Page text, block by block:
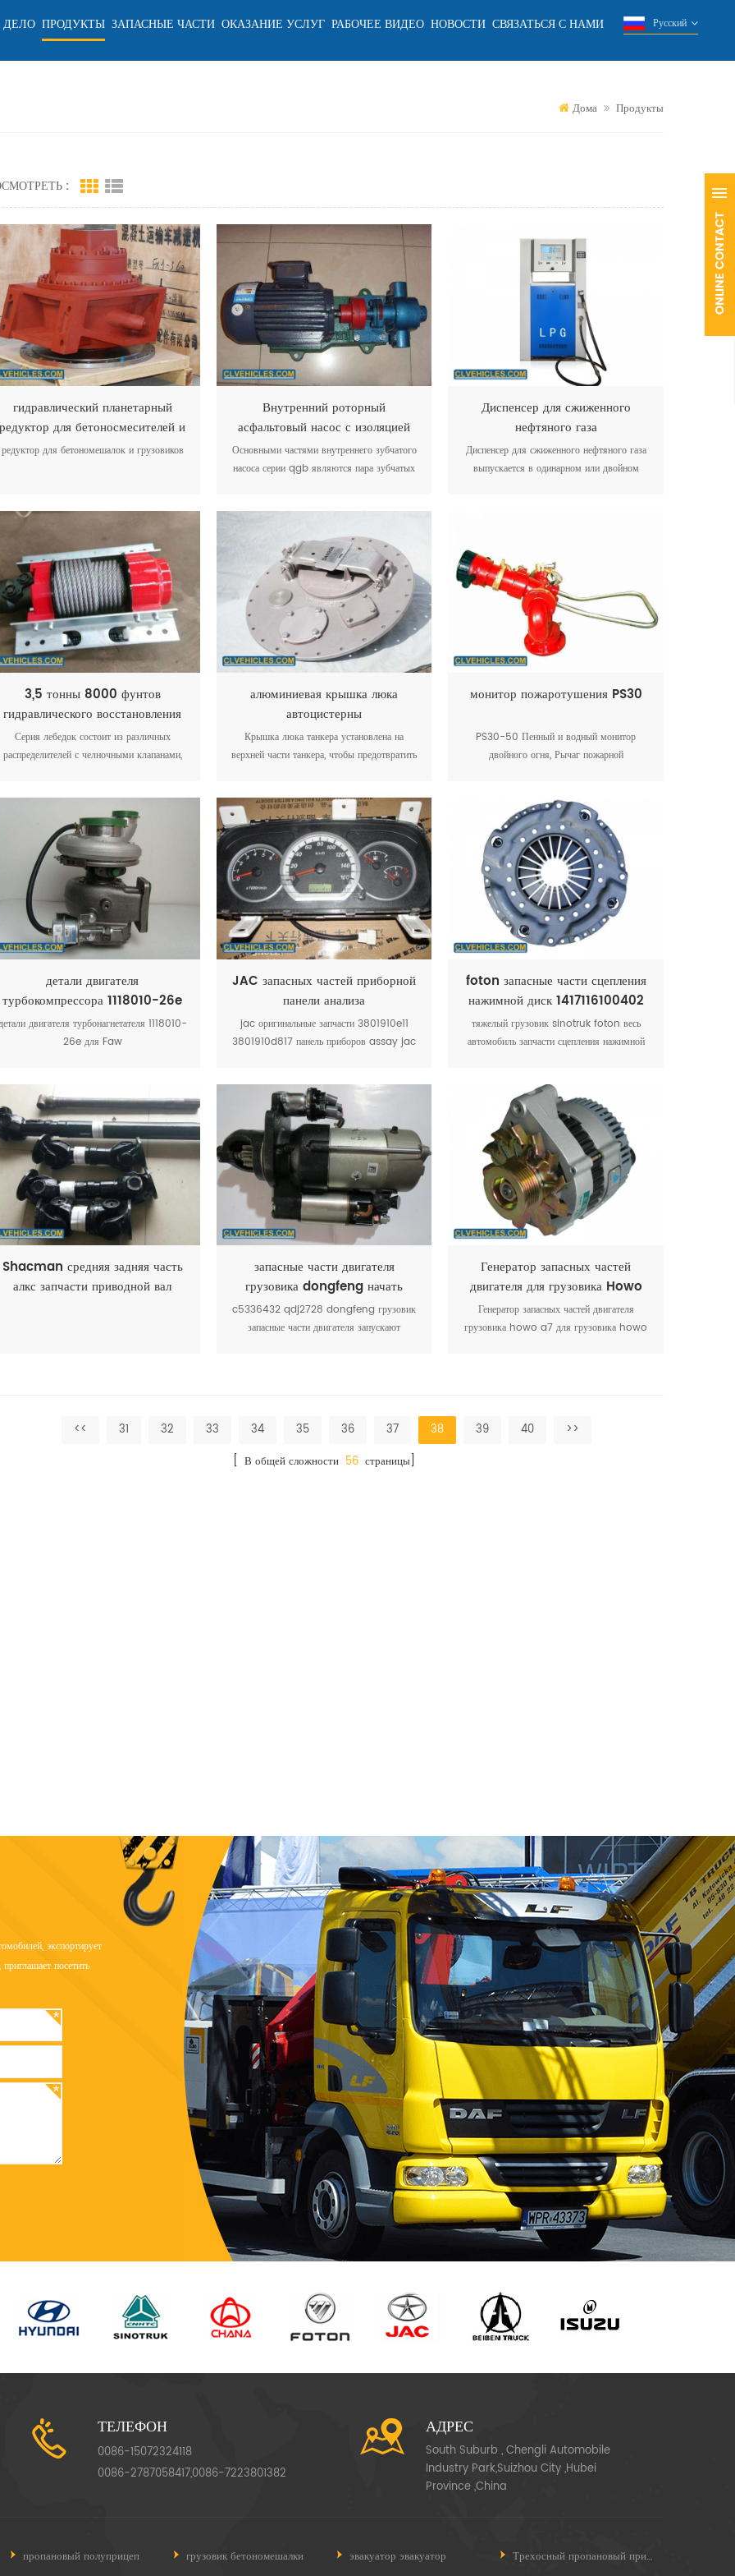
ПРОДУКТЫ ЗАПАСНЫЕ ЧАСТИ ОКАЗАНИЕ УСЛУГ РАБОЧЕЕ ВИДЕО НОВОСТИ СВЯЗАТЬСЯ С НАМИ Русский
Дома Продукты
:
гидравлический планетарный
редуктор для бетоносмесителей и
грузовых автомобилей
редуктор для бетономешалок и грузовиков
Внутренний роторный
асфальтовый насос с изоляцией
высокой вязкости серии QGB
Основными частями внутреннего зубчатого
насоса серии qgb являются пара зубчатых
уровнем шума и пульсацией низкого расхода
Диспенсер для сжиженного
нефтяного газа
Диспенсер для сжиженного нефтяного газа
выпускается в одинарном или двойном
3,5 тонны 8000 фунтов
гидравлического восстановления
лебедки для уличного вредителя
Серия лебедок состоит из различных
распределителей с челночными клапанами,
алюминиевая крышка люка
автоцистерны
Крышка люка танкера установлена ​​на
верхней части танкера, чтобы предотвратить
монитор пожаротушения PS30
PS30-50 Пенный и водный монитор
двойного огня, Рычаг пожарной
детали двигателя
турбокомпрессора 1118010-26e
двигателя турбонагнетателя 1118010-
26e для Faw
JAC запасных частей приборной
панели анализа
jac оригинальные запчасти 3801910e11
3801910d817 панель приборов assay jac
foton запасные части сцепления
нажимной диск 1417116100402
тяжелый грузовик sinotruk foton весь
автомобиль запчасти сцепления нажимной
Shacman средняя задняя часть
алкс запчасти приводной вал
запасные части двигателя
грузовика dongfeng начать
двигатель
c5336432 qdj2728 dongfeng грузовик
запасные части двигателя запускают
Генератор запасных частей
двигателя для грузовика Howo
Генератор запасных частей двигателя
грузовика howo a7 для грузовика howo
<< 31 32 33 34 35 36 37 38 39 40
>>
[ В общей сложности 56 страницы]
экспортирует
посетить
ТЕЛЕФОН
0086-15072324118
0086-2787058417,0086-7223801382
АДРЕС
South Suburb , Chengli Automobile
Industry Park,Suizhou City ,Hubei
Province ,China
пропановый полуприцеп грузовик бетономешалки эвакуатор эвакуатор Трехосный пропановый прицеп